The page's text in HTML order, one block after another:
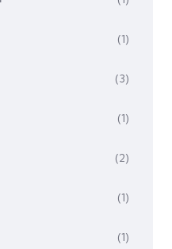
(1)
(3)
(1)
(2)
(1)
(1)